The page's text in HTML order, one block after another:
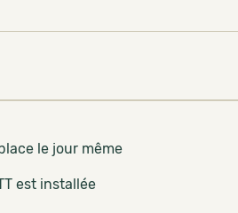
le jour même
est installée